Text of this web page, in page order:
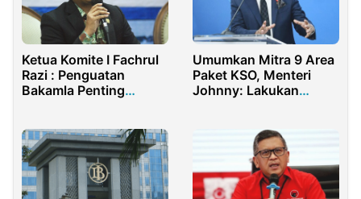
Ketua Komite I Fachrul
Razi : Penguatan
Bakamla Penting
Umumkan Mitra 9 Area
Paket KSO, Menteri
Johnny: Lakukan